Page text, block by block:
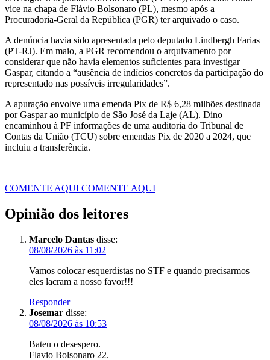
vice na chapa de Flávio Bolsonaro (PL), mesmo após a
Procuradoria-Geral da República (PGR) ter arquivado o caso.
A denúncia havia sido apresentada pelo deputado Lindbergh Farias
(PT-RJ). Em maio, a PGR recomendou o arquivamento por
considerar que não havia elementos suficientes para investigar
Gaspar, citando a “ausência de indícios concretos da participação do
representado nas possíveis irregularidades”.
A apuração envolve uma emenda Pix de R$ 6,28 milhões destinada
por Gaspar ao município de São José da Laje (AL). Dino
encaminhou à PF informações de uma auditoria do Tribunal de
Contas da União (TCU) sobre emendas Pix de 2020 a 2024, que
incluiu a transferência.
COMENTE AQUI COMENTE AQUI
Opinião dos leitores
Marcelo Dantas disse:
08/08/2026 às 11:02
Vamos colocar esquerdistas no STF e quando precisarmos
eles lacram a nosso favor!!!
Responder
Josemar disse:
08/08/2026 às 10:53
Bateu o desespero.
Flavio Bolsonaro 22.